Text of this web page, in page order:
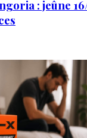
: jeûne